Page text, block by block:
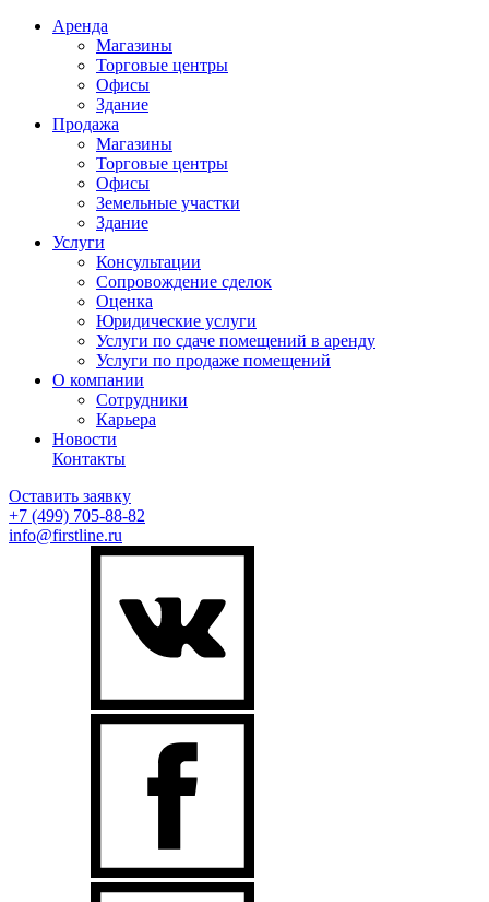
Аренда
Магазины
Торговые центры
Офисы
Здание
Продажа
Магазины
Торговые центры
Офисы
Земельные участки
Здание
Услуги
Консультации
Сопровождение сделок
Оценка
Юридические услуги
Услуги по сдаче помещений в аренду
Услуги по продаже помещений
О компании
Сотрудники
Карьера
Новости
Контакты
Оставить заявку
+7 (499) 705-88-82
info@firstline.ru